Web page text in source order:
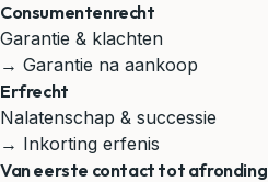
Consumentenrecht
Garantie & klachten
→ Garantie na aankoop
Erfrecht
Nalatenschap & successie
→ Inkorting erfenis
Van eerste contact tot afronding